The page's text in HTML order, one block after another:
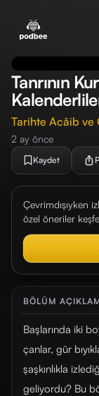
menu
Tanrının
Tarihte Acâib ve
2 ay önce
Kaydet
Çevrimdışıyken
özel öneriler
BÖLÜM
Başlarında iki
çanlar, gür
şaşkınlıkla
geliyordu? Bu